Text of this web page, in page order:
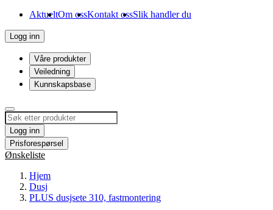
AktueltOm ossKontakt ossSlik handler du
Logg inn
Våre produkter
Veiledning
Kunnskapsbase
Logg inn
Prisforespørsel
Ønskeliste
Hjem
Dusj
PLUS dusjsete 310, fastmontering